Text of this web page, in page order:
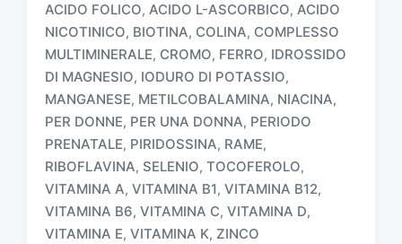
T
a
g
a
t
o
ACIDO FOLICO, ACIDO L-ASCORBICO, ACIDO
NICOTINICO, BIOTINA, COLINA, COMPLESSO
MULTIMINERALE, CROMO, FERRO, IDROSSIDO
DI MAGNESIO, IODURO DI POTASSIO,
MANGANESE, METILCOBALAMINA, NIACINA,
PER DONNE, PER UNA DONNA, PERIODO
PRENATALE, PIRIDOSSINA, RAME,
RIBOFLAVINA, SELENIO, TOCOFEROLO,
VITAMINA A, VITAMINA B1, VITAMINA B12,
VITAMINA B6, VITAMINA C, VITAMINA D,
VITAMINA E, VITAMINA K, ZINCO